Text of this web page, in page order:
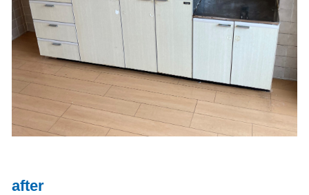
after